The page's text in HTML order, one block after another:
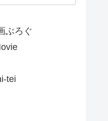
ぶろぐ
tei